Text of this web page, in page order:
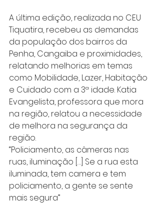
A última edição, realizada no CEU
Tiquatira, recebeu as demandas
da população dos bairros da
Penha, Cangaiba e proximidades,
relatando melhorias em temas
como Mobilidade, Lazer, Habitação
e Cuidado com a 3ª idade. Katia
Evangelista, professora que mora
na região, relatou a necessidade
de melhora na segurança da
região.
“Policiamento, as câmeras nas
ruas, iluminação […] Se a rua esta
iluminada, tem camera e tem
policiamento, a gente se sente
mais segura”